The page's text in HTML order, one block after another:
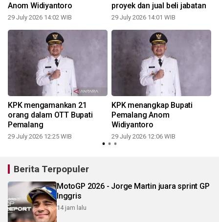
Anom Widiyantoro
29 July 2026 14:02 WIB
proyek dan jual beli jabatan
29 July 2026 14:01 WIB
KPK mengamankan 21
orang dalam OTT Bupati
Pemalang
29 July 2026 12:25 WIB
KPK menangkap Bupati
Pemalang Anom
Widiyantoro
29 July 2026 12:06 WIB
Berita Terpopuler
MotoGP 2026 - Jorge Martin juara sprint GP
Inggris
14 jam lalu